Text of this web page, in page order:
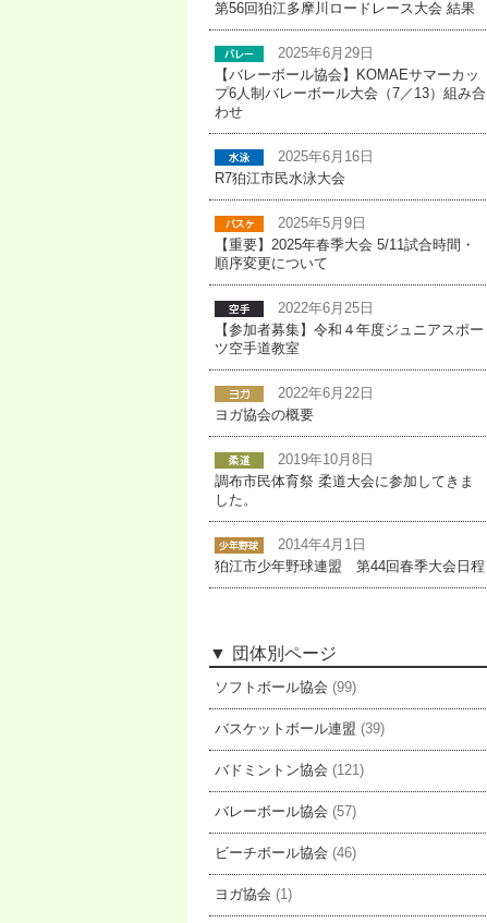
第56回狛江多摩川ロードレース大会 結果
2025年6月29日
【バレーボール協会】KOMAEサマーカッ
プ6人制バレーボール大会（7／13）組み合
わせ
2025年6月16日
R7狛江市民水泳大会
2025年5月9日
【重要】2025年春季大会 5/11試合時間・
順序変更について
2022年6月25日
【参加者募集】令和４年度ジュニアスポー
ツ空手道教室
2022年6月22日
ヨガ協会の概要
2019年10月8日
調布市民体育祭 柔道大会に参加してきま
した。
2014年4月1日
狛江市少年野球連盟 第44回春季大会日程
団体別ページ
ソフトボール協会 (99)
バスケットボール連盟 (39)
バドミントン協会 (121)
バレーボール協会 (57)
ビーチボール協会 (46)
ヨガ協会 (1)